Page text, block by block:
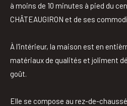
à moins de 10 minutes à pied du
CHÂTEAUGIRON et de ses
À l'intérieur, la maison est en
matériaux de qualités et joliment
goût.
Elle se compose au rez-de-